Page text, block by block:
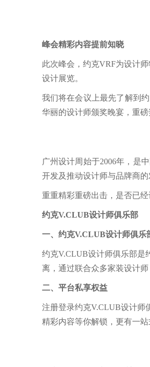
峰会精彩内容提前知晓
此次峰会，约克VRF为设计
设计展览。
我们将在会议上最先了解到
华丽的设计师颁奖晚宴，重
广州设计周始于2006年，是
开发及推动设计师与品牌商
重重精彩重磅出击，是否已
约克V.CLUB设计师俱乐部
一、约克V.CLUB设计师俱乐
约克V.CLUB设计师俱乐部是
离，通过联合众多家装设计
二、平台私享权益
注册登录约克V.CLUB设计师
精彩内容等你解锁，更有一